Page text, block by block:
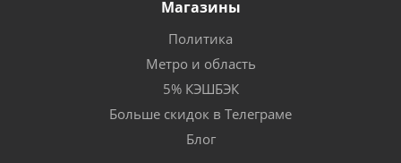
Магазины
Политика
Метро и область
5% КЭШБЭК
Больше скидок в Телеграме
Блог